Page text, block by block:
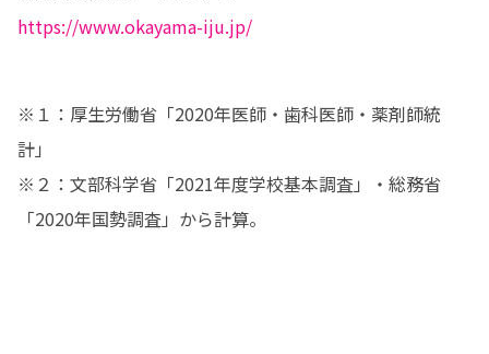
https://www.okayama-iju.jp/
※１：厚生労働省「2020年医師・歯科医師・薬剤師統
計」
※２：文部科学省「2021年度学校基本調査」・総務省
「2020年国勢調査」から計算。